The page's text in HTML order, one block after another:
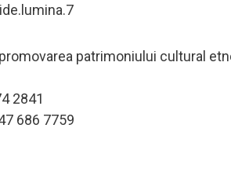
patrimoniului cultural
2841
686 7759